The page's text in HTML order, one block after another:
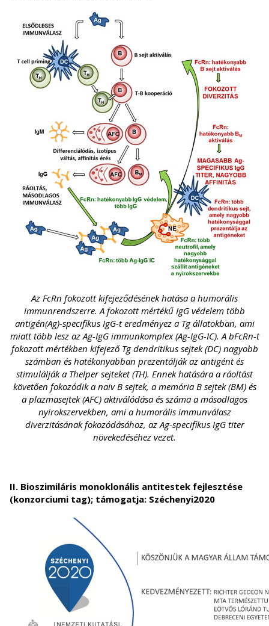
Az FcRn fokozott kifejeződésének hatása a humorális
immunrendszerre. A fokozott mértékű IgG védelem több
antigén(Ag)-specifikus IgG-t eredményez a Tg állatokban, ami
miatt több lesz az Ag-IgG immunkomplex (Ag-IgG-IC). A bFcRn-t
fokozott mértékben kifejező Tg dendritikus sejtek (DC) nagyobb
számban és hatékonyabban prezentálják az antigént és
stimulálják a Thelper sejteket (TH). Ennek hatására a ráoltást
követően fokozódik a naiv B sejtek, a memória B sejtek (BM) és
a plazmasejtek (AFC) aktiválódása és száma a másodlagos
nyirokszervekben, ami a humorális immunválasz
diverzitásának fokozódásához, az Ag-specifikus IgG titer
növekedéséhez vezet.
II. Bioszimiláris monoklonális antitestek fejlesztése
(konzorciumi tag); támogatja: Széchenyi2020